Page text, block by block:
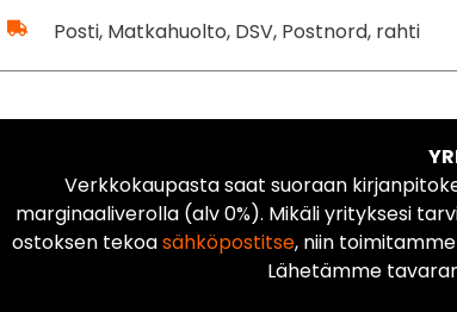
Posti, Matkahuolto, DSV, Postnord, rahti
Verkkokaupasta saat suoraan
marginaaliverolla (alv 0%). Mikäli yrityksesi
ostoksen tekoasähköpostitse, niin
Lähetämme